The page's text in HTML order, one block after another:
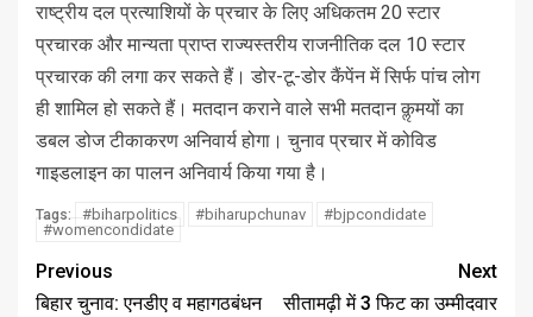
राष्ट्रीय दल प्रत्याशियों के प्रचार के लिए अधिकतम 20 स्टार
प्रचारक और मान्यता प्राप्त राज्यस्तरीय राजनीतिक दल 10 स्टार
प्रचारक की लगा कर सकते हैं। डोर-टू-डोर कैंपेंन में सिर्फ पांच लोग
ही शामिल हो सकते हैं। मतदान कराने वाले सभी मतदान कॢमयों का
डबल डोज टीकाकरण अनिवार्य होगा। चुनाव प्रचार में कोविड
गाइडलाइन का पालन अनिवार्य किया गया है।
Tags: #biharpolitics #biharupchunav
#bjpcondidate
#womencondidate
Previous
बिहार चुनाव: एनडीए व महागठबंधन
Next
सीतामढ़ी में 3 फिट का उम्मीदवार